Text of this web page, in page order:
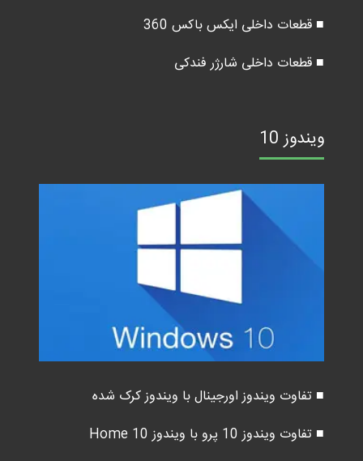
■ قطعات داخلی ایکس باکس 360
■ قطعات داخلی شارژر فندکی
ویندوز 10
■ تفاوت ویندوز اورجینال با ویندوز کرک شده
■ تفاوت ویندوز 10 پرو با ویندوز 10 Home